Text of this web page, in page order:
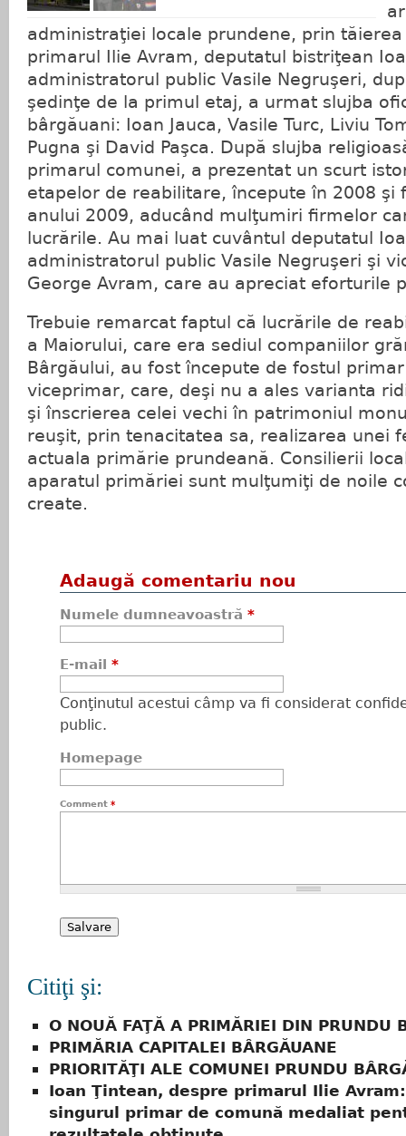
administraţiei locale prundene, prin
primarul Ilie Avram, deputatul bistriţean
administratorul public Vasile Negruşeri,
şedinţe de la primul etaj, a urmat slujba
bârgăuani: Ioan Jauca, Vasile Turc, Liviu
Pugna şi David Paşca. După slujba
primarul comunei, a prezentat un scurt
etapelor de reabilitare, începute în 2008 şi
anului 2009, aducând mulţumiri firmelor
lucrările. Au mai luat cuvântul deputatul
administratorul public Vasile Negruşeri şi
George Avram, care au apreciat eforturile
Trebuie remarcat faptul că lucrările de
a Maiorului, care era sediul companiilor
Bârgăului, au fost începute de fostul
viceprimar, care, deşi nu a ales varianta
şi înscrierea celei vechi în patrimoniul
reuşit, prin tenacitatea sa, realizarea unei
actuala primărie prundeană. Consilierii
aparatul primăriei sunt mulţumiţi de noile
create.
Adaugă comentariu nou
Numele dumneavoastră *
E-mail *
Conţinutul acestui câmp va fi considerat
public.
Homepage
Comment *
Citiţi şi:
O NOUĂ FAŢĂ A PRIMĂRIEI DIN PRUNDU
PRIMĂRIA CAPITALEI BÂRGĂUANE
PRIORITĂŢI ALE COMUNEI PRUNDU
Ioan Ţintean, despre primarul Ilie
singurul primar de comună medaliat